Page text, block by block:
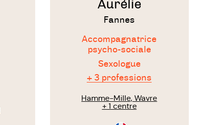
Aurélie
Fannes
Accompagnatrice
psycho-sociale
Sexologue
+ 3 professions
Hamme-Mille, Wavre
+ 1 centre